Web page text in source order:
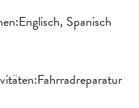
Spanisch